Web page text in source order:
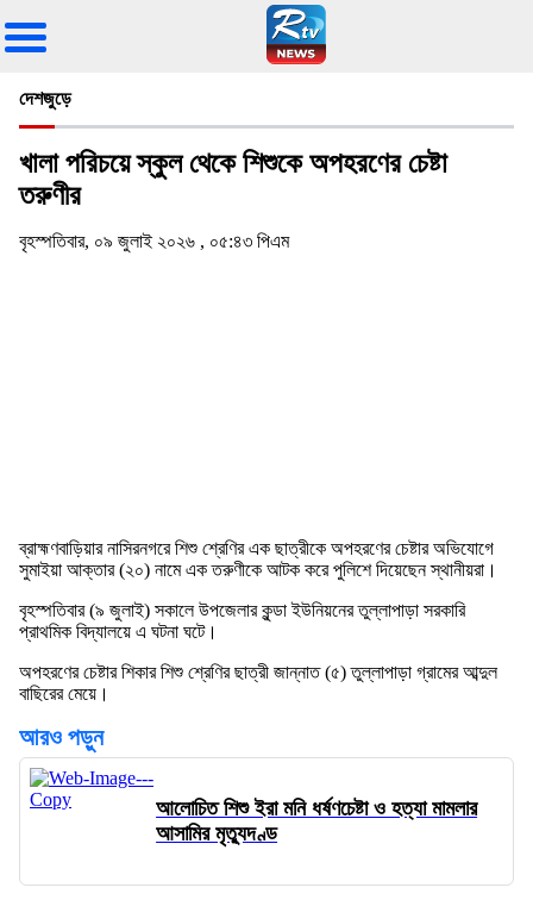
দেশজুড়ে
খালা পরিচয়ে স্কুল থেকে শিশুকে অপহরণের চেষ্টা
তরুণীর
বৃহস্পতিবার, ০৯ জুলাই ২০২৬ , ০৫:৪৩ পিএম
ব্রাহ্মণবাড়িয়ার নাসিরনগরে শিশু শ্রেণির এক ছাত্রীকে অপহরণের চেষ্টার অভিযোগে
সুমাইয়া আক্তার (২০) নামে এক তরুণীকে আটক করে পুলিশে দিয়েছেন স্থানীয়রা।
বৃহস্পতিবার (৯ জুলাই) সকালে উপজেলার কুন্ডা ইউনিয়নের তুল্লাপাড়া সরকারি
প্রাথমিক বিদ্যালয়ে এ ঘটনা ঘটে।
অপহরণের চেষ্টার শিকার শিশু শ্রেণির ছাত্রী জান্নাত (৫) তুল্লাপাড়া গ্রামের আব্দুল
বাছিরের মেয়ে।
আরও পড়ুন
আলোচিত শিশু ইরা মনি ধর্ষণচেষ্টা ও হত্যা মামলার
আসামির মৃত্যুদণ্ড